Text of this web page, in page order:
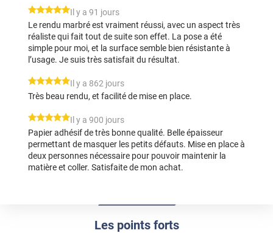
Les points forts
*****
Il y a 91 jours
Le rendu marbré est vraiment réussi, avec un aspect très
réaliste qui fait tout de suite son effet. La pose a été
simple pour moi, et la surface semble bien résistante à
l’usage. Je suis très satisfait du résultat.
*****
Il y a 862 jours
Très beau rendu, et facilité de mise en place.
*****
Il y a 900 jours
Papier adhésif de très bonne qualité. Belle épaisseur
permettant de masquer les petits défauts. Mise en place à
deux personnes nécessaire pour pouvoir maintenir la
matière et coller. Satisfaite de mon achat.